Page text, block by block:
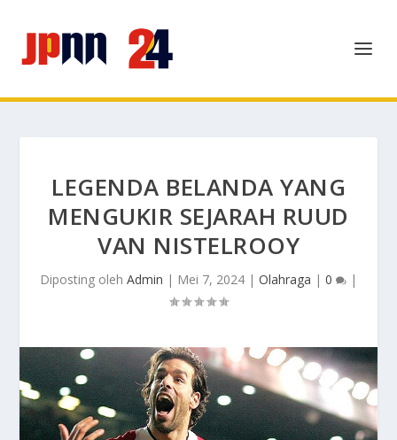
LEGENDA BELANDA YANG
MENGUKIR SEJARAH RUUD
VAN NISTELROOY
Diposting oleh Admin | Mei 7, 2024 | Olahraga | 0 |